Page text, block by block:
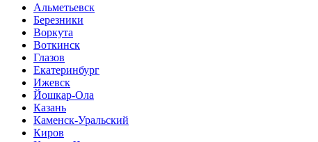
Альметьевск
Березники
Воркута
Воткинск
Глазов
Екатеринбург
Ижевск
Йошкар-Ола
Казань
Каменск-Уральский
Киров